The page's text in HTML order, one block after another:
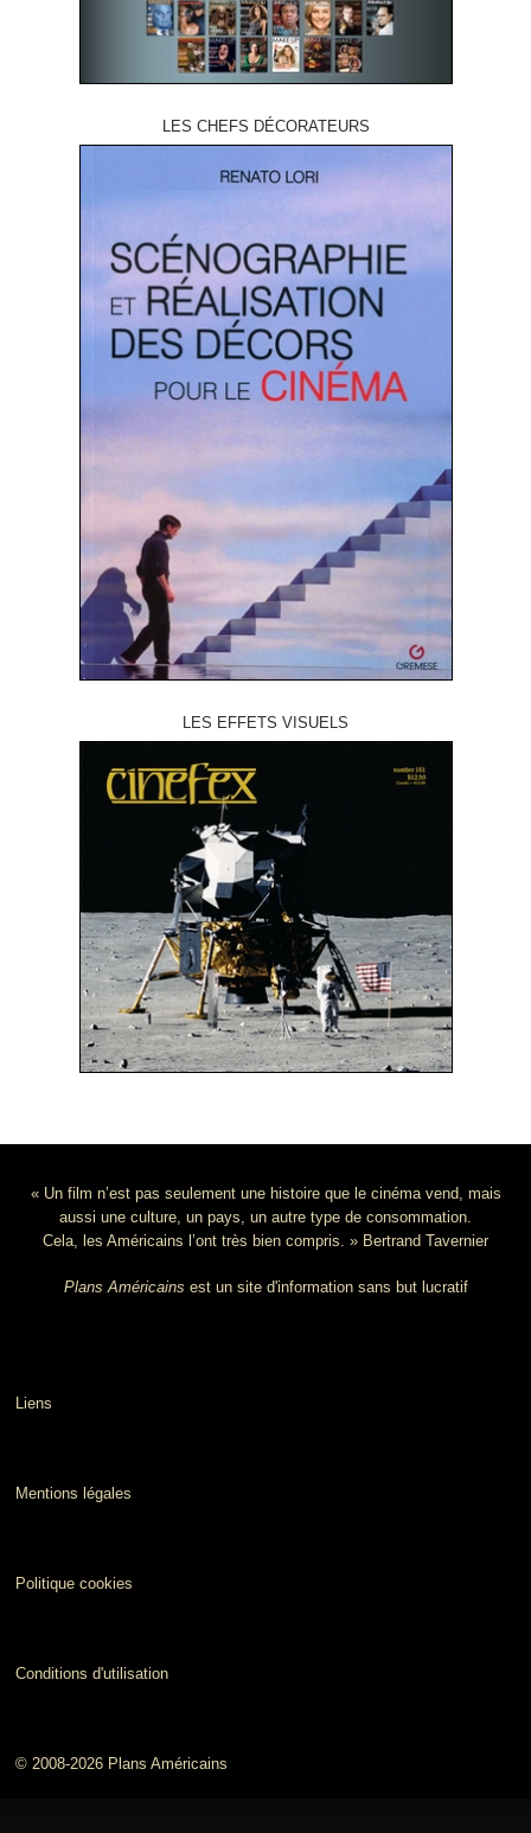
LES CHEFS DÉCORATEURS
LES EFFETS VISUELS
« Un film n’est pas seulement une histoire que le cinéma vend, mais
aussi une culture, un pays, un autre type de consommation.
Cela, les Américains l’ont très bien compris. » Bertrand Tavernier
Plans Américains est un site d'information sans but lucratif
Liens
Mentions légales
Politique cookies
Conditions d'utilisation
© 2008-2026 Plans Américains